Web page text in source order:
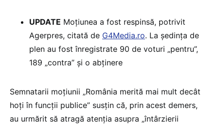
UPDATE Moțiunea a fost respinsă, potrivit
Agerpres, citată de G4Media.ro. La ședința de
plen au fost înregistrate 90 de voturi „pentru”,
189 „contra” şi o abținere
Semnatarii moţiunii „România merită mai mult decât
hoţi în funcţii publice” susţin că, prin acest demers,
au urmărit să atragă atenţia asupra „întârzierii